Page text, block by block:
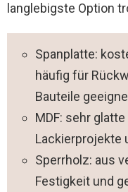
langlebigste Option
Spanplatte:
häufig für
Bauteile
MDF: sehr
Lackierprojekte
Sperrholz: aus
Festigkeit und